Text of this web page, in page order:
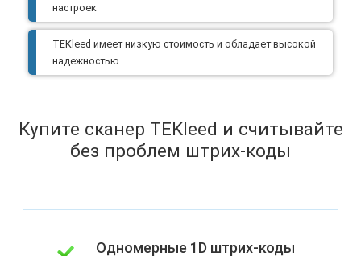
настроек
TEKleed имеет низкую стоимость и обладает высокой
надежностью
Купите сканер TEKleed и считывайте
без проблем штрих-коды
Одномерные 1D штрих-коды